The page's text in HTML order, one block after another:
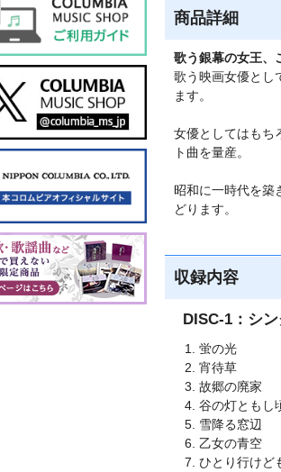
商品詳細
歌う銀幕の女王、
歌う映画女優とし
ます。
女優としてはもち
ト曲を量産。
昭和に一時代を築
どります。
収録内容
DISC-1：シ
蛍の光
宵待草
故郷の廃家
谷の灯ともし
雪降る窓辺
乙女の青空
ひとり行けど